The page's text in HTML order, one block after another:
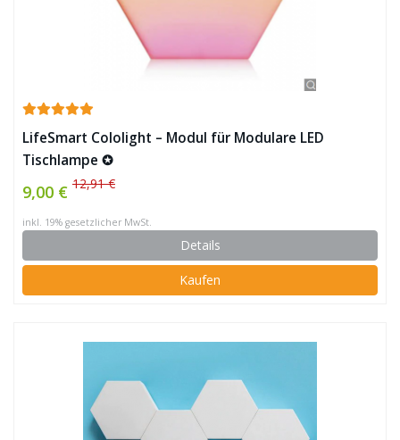
LifeSmart Cololight – Modul für Modulare LED
Tischlampe ✪
9,00 € 12,91 €
inkl. 19% gesetzlicher MwSt.
Details
Kaufen